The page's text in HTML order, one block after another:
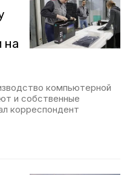
на
компьютерной
и собственные
корреспондент